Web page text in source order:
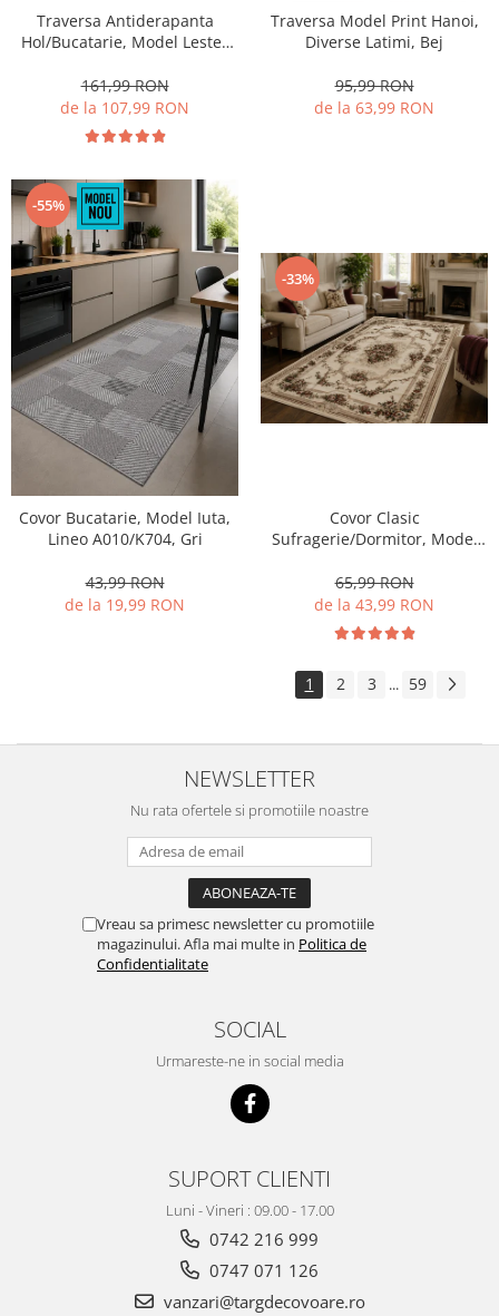
Traversa Antiderapanta
Hol/Bucatarie, Model Lester
161,99 RON
de la 107,99 RON
Traversa Model Print Hanoi,
Diverse Latimi, Bej
95,99 RON
de la 63,99 RON
-55%
Covor Bucatarie, Model Iuta,
Lineo A010/K704, Gri
43,99 RON
de la 19,99 RON
-33%
Covor Clasic
Sufragerie/Dormitor, Model
65,99 RON
de la 43,99 RON
1 2 3 ... 59
NEWSLETTER
Nu rata ofertele si promotiile noastre
Vreau sa primesc newsletter cu promotiile
magazinului. Afla mai multe in Politica de
Confidentialitate
SOCIAL
Urmareste-ne in social media
SUPORT CLIENTI
Luni - Vineri : 09.00 - 17.00
0742 216 999
0747 071 126
vanzari@targdecovoare.ro